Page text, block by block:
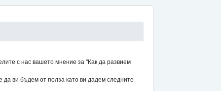
с нас вашето мнение за "Как да развием
да ви бъдем от полза като ви дадем следните